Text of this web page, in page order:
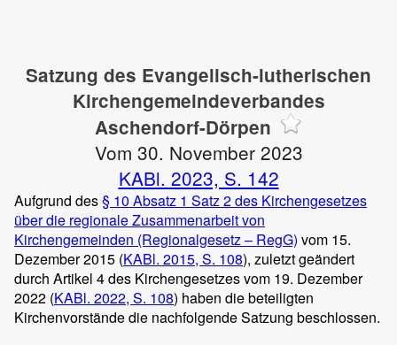
Satzung des Evangelisch-lutherischen
Kirchengemeindeverbandes
Aschendorf-Dörpen
Vom 30. November 2023
KABl. 2023, S. 142
Aufgrund des§ 10 Absatz 1 Satz 2 des Kirchengesetzes
über die regionale Zusammenarbeit von
Kirchengemeinden (Regionalgesetz – RegG) vom 15.
Dezember 2015 (KABl. 2015, S. 108), zuletzt geändert
durch Artikel 4 des Kirchengesetzes vom 19. Dezember
2022 (KABl. 2022, S. 108) haben die beteiligten
Kirchenvorstände die nachfolgende Satzung beschlossen.